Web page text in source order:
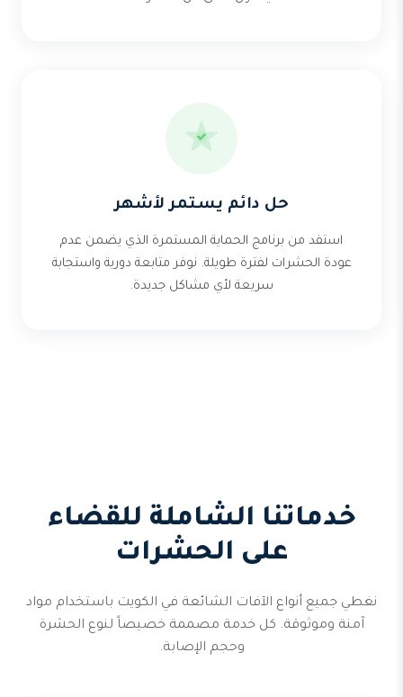
حل دائم يستمر لأشهر
استفد من برنامج الحماية المستمرة الذي يضمن عدم
عودة الحشرات لفترة طويلة. نوفر متابعة دورية واستجابة
سريعة لأي مشاكل جديدة.
خدماتنا الشاملة للقضاء
على الحشرات
نغطي جميع أنواع الآفات الشائعة في الكويت باستخدام مواد
آمنة وموثوقة. كل خدمة مصممة خصيصاً لنوع الحشرة
وحجم الإصابة.